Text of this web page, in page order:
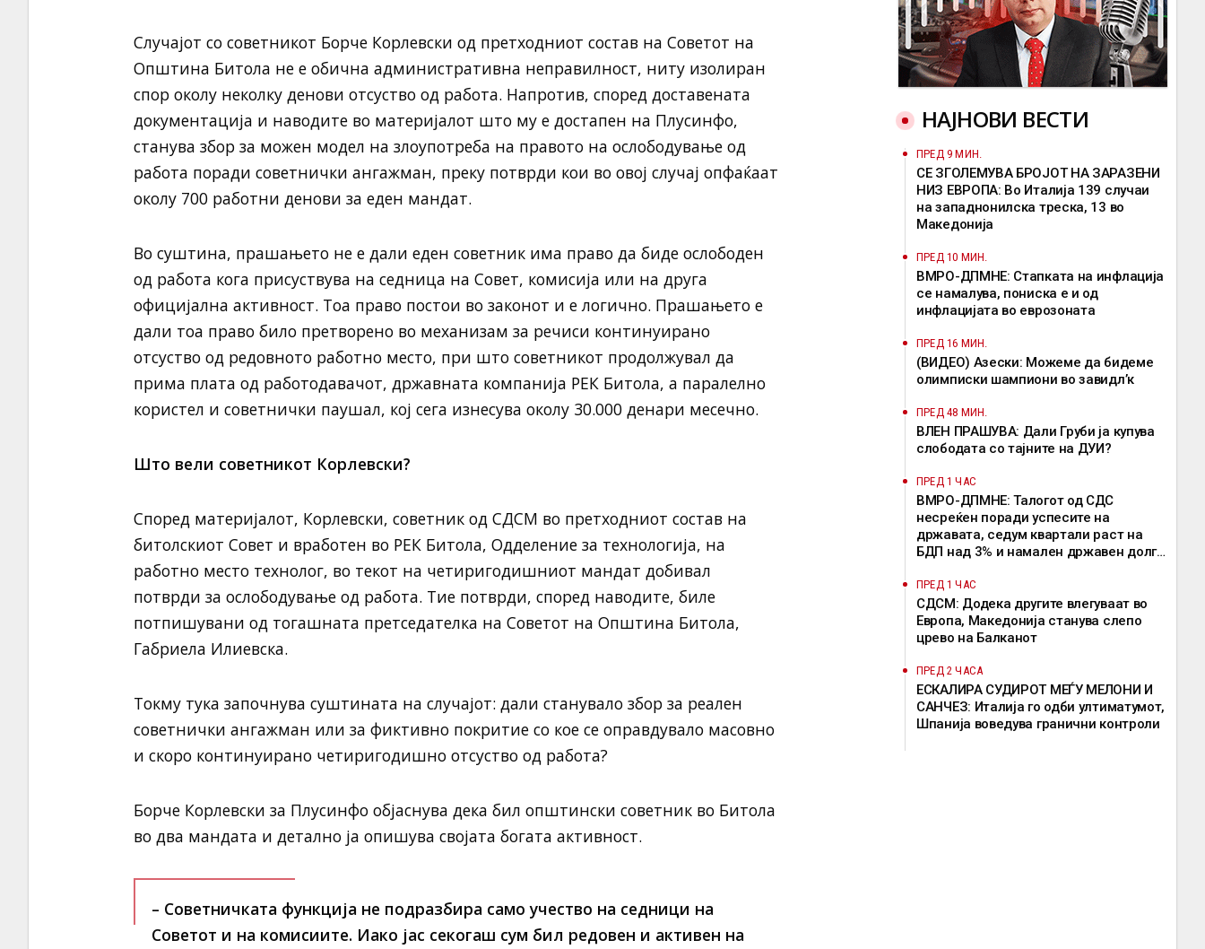
Случајот со советникот Борче Корлевски од претходниот состав на Советот на
Општина Битола не е обична административна неправилност, ниту изолиран
спор околу неколку денови отсуство од работа. Напротив, според доставената
документација и наводите во материјалот што му е достапен на Плусинфо,
станува збор за можен модел на злоупотреба на правото на ослободување од
работа поради советнички ангажман, преку потврди кои во овој случај опфаќаат
околу 700 работни денови за еден мандат.
Во суштина, прашањето не е дали еден советник има право да биде ослободен
од работа кога присуствува на седница на Совет, комисија или на друга
официјална активност. Тоа право постои во законот и е логично. Прашањето е
дали тоа право било претворено во механизам за речиси континуирано
отсуство од редовното работно место, при што советникот продолжувал да
прима плата од работодавачот, државната компанија РЕК Битола, а паралелно
користел и советнички паушал, кој сега изнесува околу 30.000 денари месечно.
Што вели советникот Корлевски?
Според материјалот, Корлевски, советник од СДСМ во претходниот состав на
битолскиот Совет и вработен во РЕК Битола, Одделение за технологија, на
работно место технолог, во текот на четиригодишниот мандат добивал
потврди за ослободување од работа. Тие потврди, според наводите, биле
потпишувани од тогашната претседателка на Советот на Општина Битола,
Габриела Илиевска.
Токму тука започнува суштината на случајот: дали станувало збор за реален
советнички ангажман или за фиктивно покритие со кое се оправдувало масовно
и скоро континуирано четиригодишно отсуство од работа?
Борче Корлевски за Плусинфо објаснува дека бил општински советник во Битола
во два мандата и детално ја опишува својата богата активност.
– Советничката функција не подразбира само учество на седници на
Советот и на комисиите. Иако јас секогаш сум бил редовен и активен на
НАЈНОВИ ВЕСТИ
ПРЕД 9 МИН.
СЕ ЗГОЛЕМУВА БРОЈОТ НА ЗАРАЗЕНИ
НИЗ ЕВРОПА: Во Италија 139 случаи
на западнонилска треска, 13 во
Македонија
ПРЕД 10 МИН.
ВМРО-ДПМНЕ: Стапката на инфлација
се намалува, пониска е и од
инфлацијата во еврозоната
ПРЕД 16 МИН.
(ВИДЕО) Азески: Можеме да бидеме
олимписки шампиони во завидл’к
ПРЕД 48 МИН.
ВЛЕН ПРАШУВА: Дали Груби ја купува
слободата со тајните на ДУИ?
ПРЕД 1 ЧАС
ВМРО-ДПМНЕ: Талогот од СДС
несреќен поради успесите на
државата, седум квартали раст на
БДП над 3% и намален државен долг
стабилност
ПРЕД 1 ЧАС
СДСМ: Додека другите влегуваат во
Европа, Македонија станува слепо
црево на Балканот
ПРЕД 2 ЧАСА
ЕСКАЛИРА СУДИРОТ МЕЃУ МЕЛОНИ И
САНЧЕЗ: Италија го одби ултиматумот,
Шпанија воведува гранични контроли